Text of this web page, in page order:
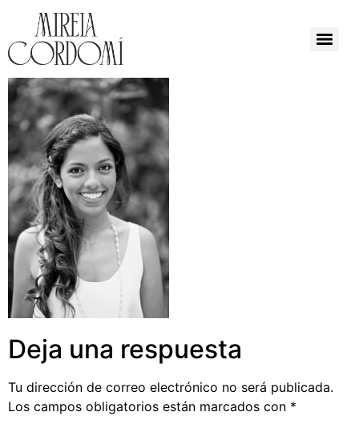
Deja una respuesta
Tu dirección de correo electrónico no será publicada.
Los campos obligatorios están marcados con *